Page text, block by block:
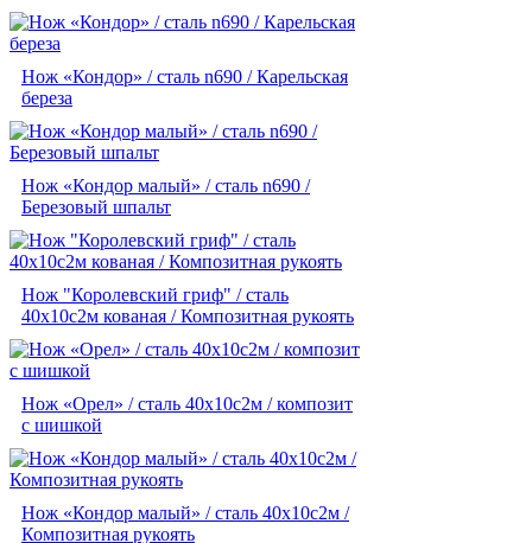
Нож «Кондор» / сталь n690 / Карельская
береза
Нож «Кондор малый» / сталь n690 /
Березовый шпальт
Нож "Королевский гриф" / сталь
40х10с2м кованая / Композитная рукоять
Нож «Орел» / сталь 40х10с2м / композит
с шишкой
Нож «Кондор малый» / сталь 40х10с2м /
Композитная рукоять